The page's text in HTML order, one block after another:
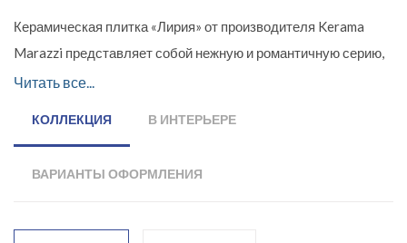
Керамическая плитка «Лирия» от производителя Kerama
Marazzi представляет собой нежную и романтичную серию,
предназначенную для создания изысканного и
невероятно красивую коллекцию керамики, имитирующую
и коричневые оттенки. Формат глянцевой настенной плитки –
Читать все...
КОЛЛЕКЦИЯ В ИНТЕРЬЕРЕ
ВАРИАНТЫ ОФОРМЛЕНИЯ